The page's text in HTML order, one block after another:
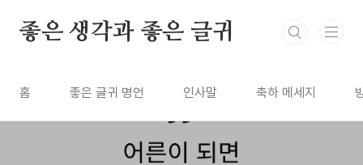
좋은 생각과 좋은 글귀
홈 좋은 글귀 명언 인사말 축하 메세지